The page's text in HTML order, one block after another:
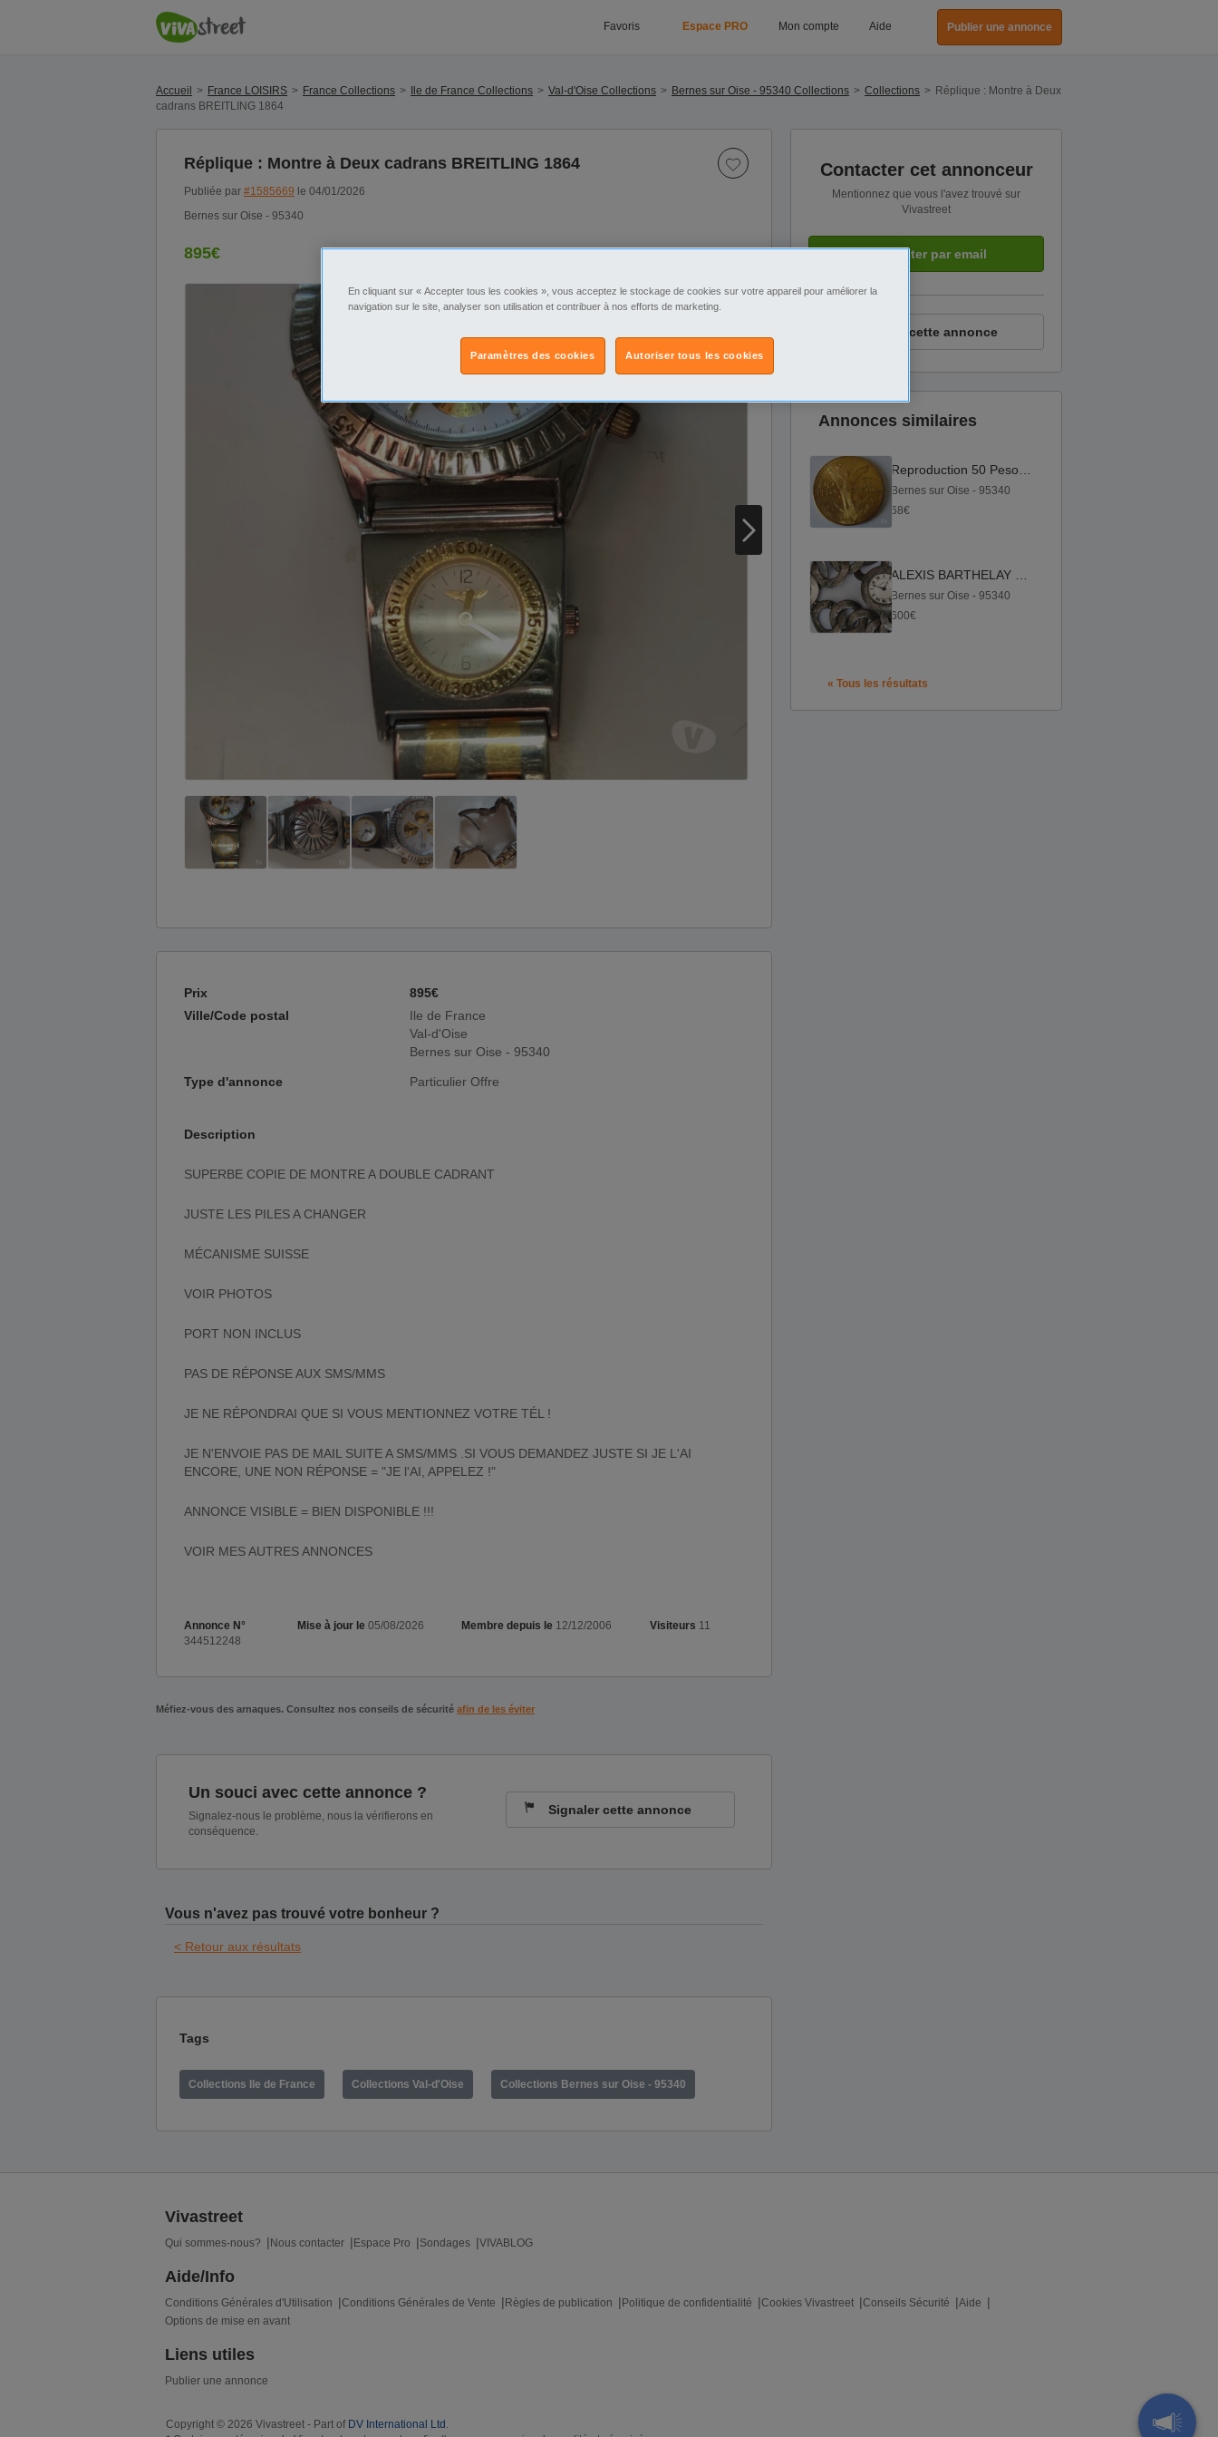
Favoris Espace PRO Mon compte Aide Publier une annonce
Accueil France LOISIRS France Collections Ile de France Collections Val-d'Oise Collections Bernes sur Oise - 95340 Collections Collections
Réplique : Montre à Deux
cadrans BREITLING 1864
Réplique : Montre à Deux cadrans BREITLING 1864
Publiée par #1585669 le 04/01/2026
Bernes sur Oise - 95340
895€
1/4
Prix
895€
Ville/Code postal
Ile de France
Val-d'Oise
Bernes sur Oise - 95340
Type d'annonce Particulier Offre
Description
SUPERBE COPIE DE MONTRE A DOUBLE CADRANT
JUSTE LES PILES A CHANGER
MÉCANISME SUISSE
VOIR PHOTOS
PORT NON INCLUS
PAS DE RÉPONSE AUX SMS/MMS
JE NE RÉPONDRAI QUE SI VOUS MENTIONNEZ VOTRE TÉL !
JE N'ENVOIE PAS DE MAIL SUITE A SMS/MMS .SI VOUS DEMANDEZ JUSTE SI JE L'AI
ENCORE, UNE NON RÉPONSE = "JE l'AI, APPELEZ !"
ANNONCE VISIBLE = BIEN DISPONIBLE !!!
VOIR MES AUTRES ANNONCES
Annonce N°
344512248
Mise à jour le 05/08/2026 Membre depuis le 12/12/2006 Visiteurs 11
Méfiez-vous des arnaques. Consultez nos conseils de sécurité afin de les éviter
Un souci avec cette annonce ?
Signalez-nous le problème, nous la vérifierons en
conséquence.
Signaler cette annonce
Vous n'avez pas trouvé votre bonheur ?
< Retour aux résultats
Contacter cet annonceur
Mentionnez que vous l'avez trouvé sur
Vivastreet
Contacter par email
Signaler cette annonce
Annonces similaires
Bernes sur Oise - 95340
68€
Bernes sur Oise - 95340
600€
« Tous les résultats
Tags
Collections Ile de France Collections Val-d'Oise Collections Bernes sur Oise - 95340
Vivastreet
Qui sommes-nous? Nous contacter Espace Pro Sondages VIVABLOG
Aide/Info
Conditions Générales d'Utilisation Conditions Générales de Vente Règles de publication Politique de confidentialité Cookies Vivastreet Conseils Sécurité
Aide
Options de mise en avant
Liens utiles
Publier une annonce
Copyright © 2026 Vivastreet - Part of DV International Ltd .
En cliquant sur « Accepter tous les cookies », vous acceptez le stockage de cookies sur votre appareil pour améliorer la
navigation sur le site, analyser son utilisation et contribuer à nos efforts de marketing.
Autoriser tous les cookies
Paramètres des cookies